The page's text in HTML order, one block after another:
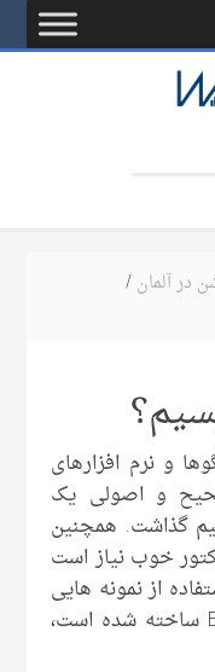
در آلمان/
و نرم افزارهای
و اصولی یک
گذاشت. همچنین
خوب نیاز است
از نمونه هایی
که در نرم افزار های Word و Excel ساخته شده است،